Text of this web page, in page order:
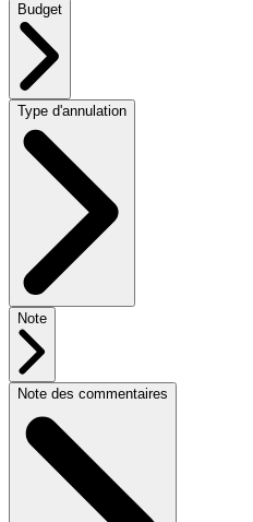
Budget
Type d'annulation
Note
Note des commentaires